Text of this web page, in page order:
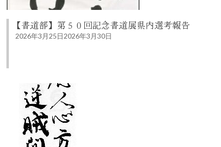
【書道部】第５０回記念書道展県内選考報告
2026年3月25日2026年3月30日